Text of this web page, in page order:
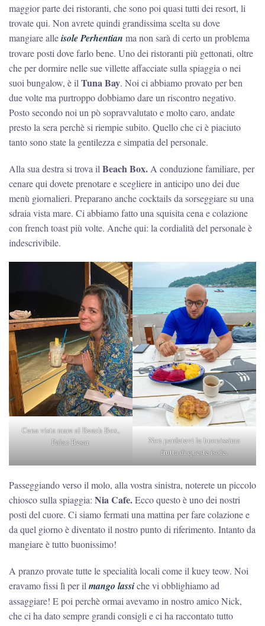
maggior parte dei ristoranti, che sono poi quasi tutti dei resort, li
trovate qui. Non avrete quindi grandissima scelta su dove
mangiare alleisole Perhentian ma non sarà di certo un problema
trovare posti dove farlo bene. Uno dei ristoranti più gettonati, oltre
che per dormire nelle sue villette affacciate sulla spiaggia o nei
suoi bungalow, è il Tuna Bay. Noi ci abbiamo provato per ben
due volte ma purtroppo dobbiamo dare un riscontro negativo.
Posto secondo noi un pò sopravvalutato e molto caro, andate
presto la sera perchè si riempie subito. Quello che ci è piaciuto
tanto sono state la gentilezza e simpatia del personale.
Alla sua destra si trova il Beach Box. A conduzione familiare, per
cenare qui dovete prenotare e scegliere in anticipo uno dei due
menù giornalieri. Preparano anche cocktails da sorseggiare su una
sdraia vista mare. Ci abbiamo fatto una squisita cena e colazione
con french toast più volte. Anche qui: la cordialità del personale è
indescrivibile.
Cena vista mare al Beach Box,
Palau Besar.
Non perdetevi la buonissima
frutta di queste isole.
Passeggiando verso il molo, alla vostra sinistra, noterete un piccolo
chiosco sulla spiaggia: Nia Cafe.Ecco questo è uno dei nostri
posti del cuore. Ci siamo fermati una mattina per fare colazione e
da quel giorno è diventato il nostro punto di riferimento. Intanto da
mangiare è tutto buonissimo!
A pranzo provate tutte le specialità locali come il kuey teow. Noi
eravamo fissi lì per ilmango lassiche vi obblighiamo ad
assaggiare! E poi perchè ormai avevamo in nostro amico Nick,
che ci ha dato sempre grandi consigli e ci ha raccontato tutto